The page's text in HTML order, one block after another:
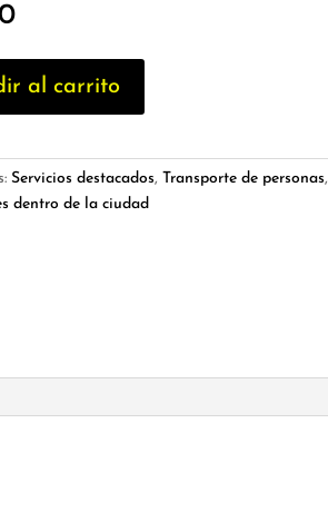
al carrito
Servicios destacados, Transporte de personas,
dentro de la ciudad